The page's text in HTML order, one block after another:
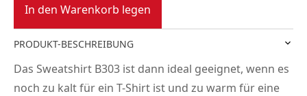
In den Warenkorb legen
PRODUKT-BESCHREIBUNG
Das Sweatshirt B303 ist dann ideal geeignet, wenn es
noch zu kalt für ein T-Shirt ist und zu warm für eine